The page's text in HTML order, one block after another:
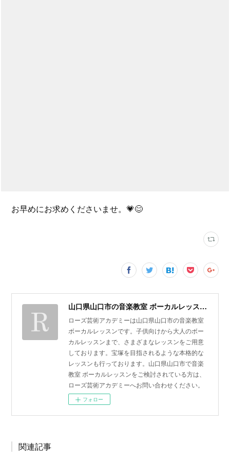
お早めにお求めくださいませ。💗😊
山口県山口市の音楽教室 ボーカルレッスン | ローズ芸術アカデミー
ローズ芸術アカデミーは山口県山口市の音楽教室
ボーカルレッスンです。子供向けから大人のボー
カルレッスンまで、さまざまなレッスンをご用意
しております。宝塚を目指されるような本格的な
レッスンも行っております。山口県山口市で音楽
教室 ボーカルレッスンをご検討されている方は、
ローズ芸術アカデミーへお問い合わせください。
フォロー
関連記事